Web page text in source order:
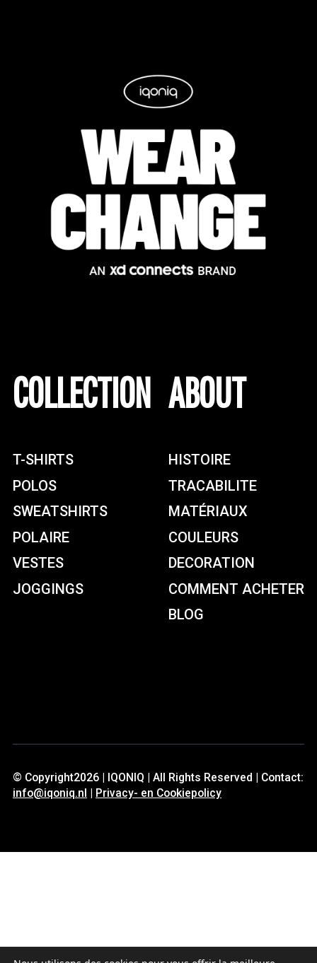
COLLECTION
T-SHIRTS
POLOS
SWEATSHIRTS
POLAIRE
VESTES
JOGGINGS
ABOUT
HISTOIRE
TRACABILITE
MATÉRIAUX
COULEURS
DECORATION
COMMENT ACHETER
BLOG
© Copyright2026 | IQONIQ | All Rights Reserved | Contact:
info@iqoniq.nl
Privacy- en Cookiepolicy